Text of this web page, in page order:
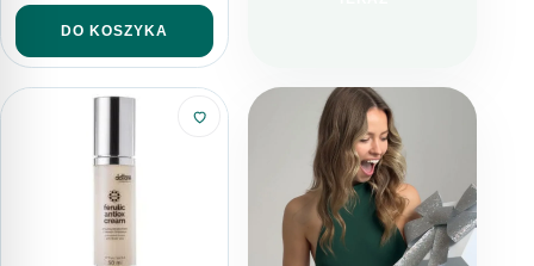
DO KOSZYKA